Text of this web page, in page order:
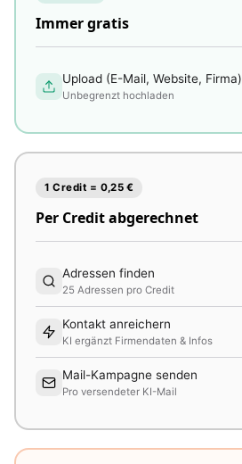
Immer gratis
Upload (E-Mail, Website, Firma)
Unbegrenzt hochladen
1 Credit = 0,25 €
Per Credit abgerechnet
Adressen finden
25 Adressen pro Credit
Kontakt anreichern
KI ergänzt Firmendaten & Infos
Mail-Kampagne senden
Pro versendeter KI-Mail